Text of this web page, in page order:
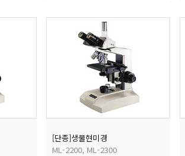
[단종]생물현미경
ML-2200, ML-2300